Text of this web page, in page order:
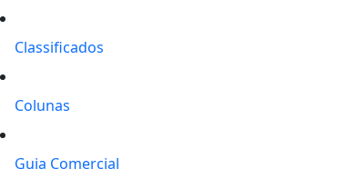
Classificados
Colunas
Guia Comercial